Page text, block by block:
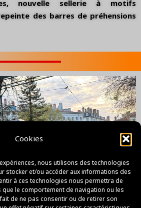
Cookies
nous utilisons des technologies
stocker et/ou accéder aux informations des
à ces technologies nous permettra de
le comportement de navigation ou les
de ne pas consentir ou de retirer son
nouvelle sellerie à motifs
des barres de préhensions